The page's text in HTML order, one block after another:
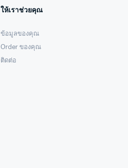
ให้เราช่วยคุณ
ข้อมูลของคุณ
Order ของคุณ
ติดต่อ